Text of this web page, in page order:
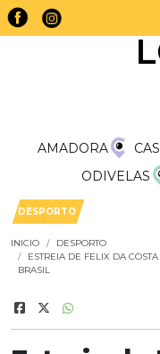
AMADORA
ODIVELAS
DESPORTO
INICIO
DESPORTO
ESTREIA DE FELIX DA
BRASIL